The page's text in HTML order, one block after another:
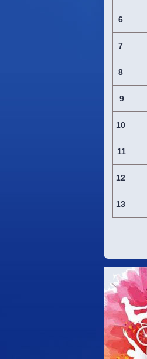
6
7
8
9
10
11
12
13